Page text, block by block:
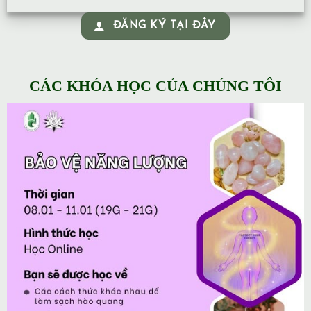
ĐĂNG KÝ TẠI ĐÂY
CÁC KHÓA HỌC CỦA CHÚNG TÔI